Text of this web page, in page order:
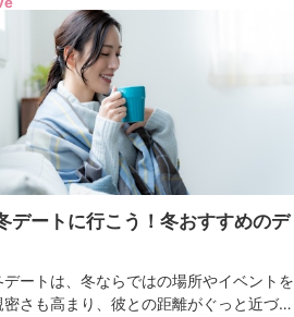
この記事では、覚悟しておくべき点につ
きます！
デートに行こう！冬おすすめのデ
ートは、冬ならではの場所やイベントを
さも高まり、彼との距離がぐっと近づき